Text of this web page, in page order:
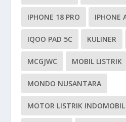
IPHONE 18 PRO IPHONE
IQOO PAD 5C KULINER
MCGJWC MOBIL LISTRIK
MONDO NUSANTARA
MOTOR LISTRIK INDOMOBIL